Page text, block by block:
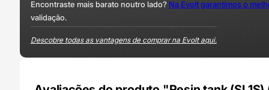
Encontraste mais barato noutro lado? Na Evolt garantimos o
validação.
Descobre todas as vantagens de comprar na Evolt aqui.